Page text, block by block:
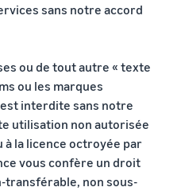
sans notre accord
ou de tout autre « texte
ou les marques
interdite sans notre
utilisation non autorisée
à la licence octroyée par
vous confère un droit
non sous-